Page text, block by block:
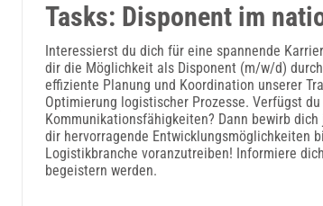
Tasks: Disponent im
Interessierst du dich für eine spannende
dir die Möglichkeit als Disponent (m/w/d)
effiziente Planung und Koordination unserer
Optimierung logistischer Prozesse. Verfügst
Kommunikationsfähigkeiten? Dann bewirb
dir hervorragende Entwicklungsmöglichkeiten
Logistikbranche voranzutreiben! Informiere
begeistern werden.